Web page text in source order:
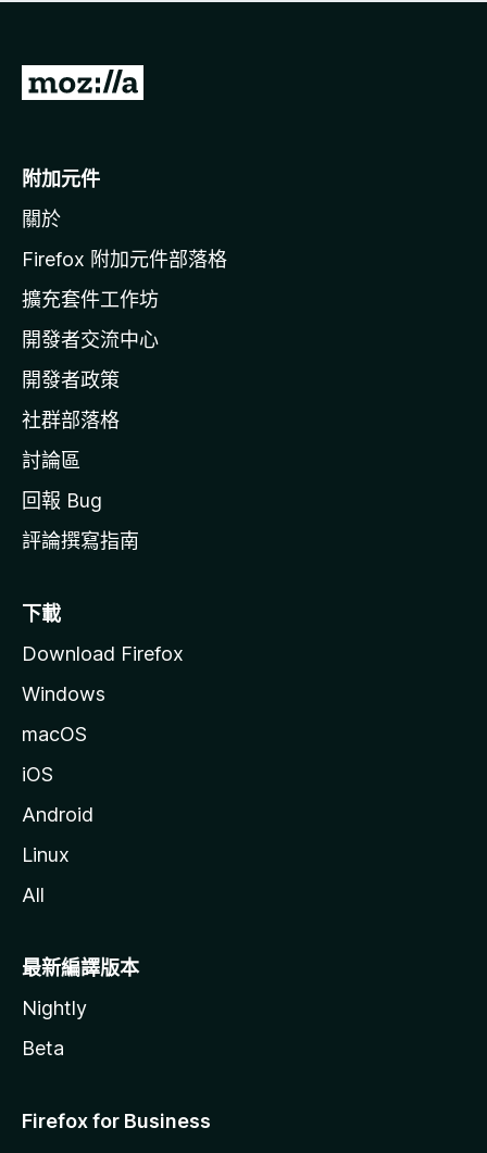
有
前
o
i
l
a
官
網
附加元件
關於
Firefox 附加元件部落格
擴充套件工作坊
開發者交流中心
開發者政策
社群部落格
討論區
回報 Bug
評論撰寫指南
下載
Download Firefox
Windows
macOS
iOS
Android
Linux
All
最新編譯版本
Nightly
Beta
Firefox for Business